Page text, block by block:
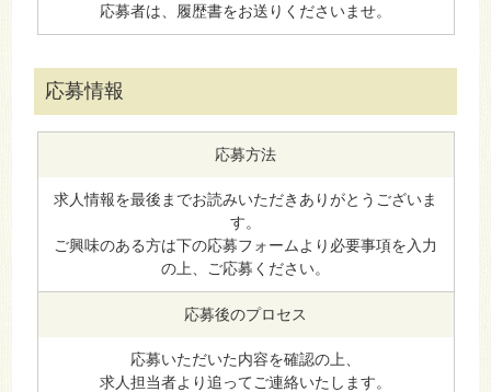
応募者は、履歴書をお送りくださいませ。
応募情報
応募方法
求人情報を最後までお読みいただきありがとうございま
す。
ご興味のある方は下の応募フォームより必要事項を入力
の上、ご応募ください。
応募後のプロセス
応募いただいた内容を確認の上、
求人担当者より追ってご連絡いたします。